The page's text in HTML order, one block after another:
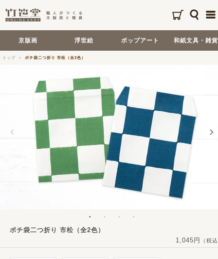
京版画 浮世絵 ポップアート 和紙文具・雑貨
トップ ポチ袋二つ折り 市松（全2色）
ポチ袋二つ折り 市松（全2色）
1,045円
（税